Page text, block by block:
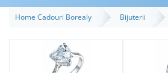
Bratari
Home Cadouri Borealy Bijuterii